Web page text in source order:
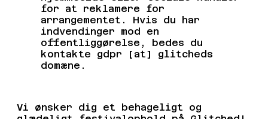
for at reklamere for
arrangementet. Hvis du har
indvendinger mod en
offentliggørelse, bedes du
kontakte gdpr [at] glitcheds
domæne.
Vi ønsker dig et behageligt og